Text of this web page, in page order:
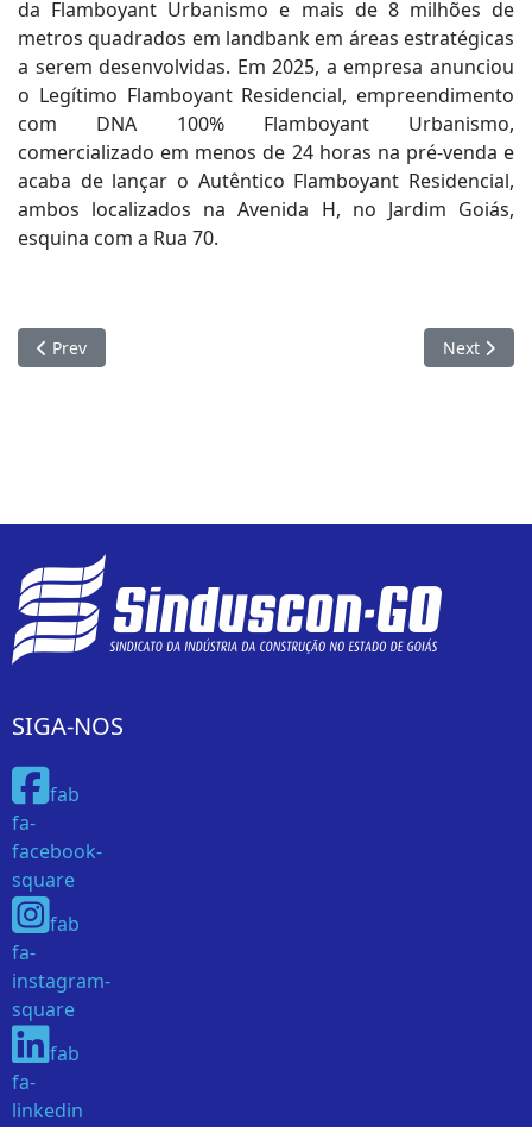
da Flamboyant Urbanismo e mais de 8 milhões de
metros quadrados em landbank em áreas estratégicas
a serem desenvolvidas. Em 2025, a empresa anunciou
o Legítimo Flamboyant Residencial, empreendimento
com DNA 100% Flamboyant Urbanismo,
comercializado em menos de 24 horas na pré-venda e
acaba de lançar o Autêntico Flamboyant Residencial,
ambos localizados na Avenida H, no Jardim Goiás,
esquina com a Rua 70.
Previous article: Dinâmica Incorporadora consolida
Prev Next
Next
SIGA-NOS
fab
fa-
facebook-
square
fab
fa-
instagram-
square
fab
fa-
linkedin